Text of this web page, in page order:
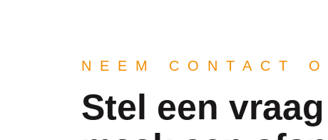
NEEM CONTACT
Stel een